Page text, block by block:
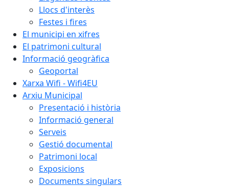
Llocs d'interès
Festes i fires
El municipi en xifres
El patrimoni cultural
Informació geogràfica
Geoportal
Xarxa Wifi - Wifi4EU
Arxiu Municipal
Presentació i història
Informació general
Serveis
Gestió documental
Patrimoni local
Exposicions
Documents singulars